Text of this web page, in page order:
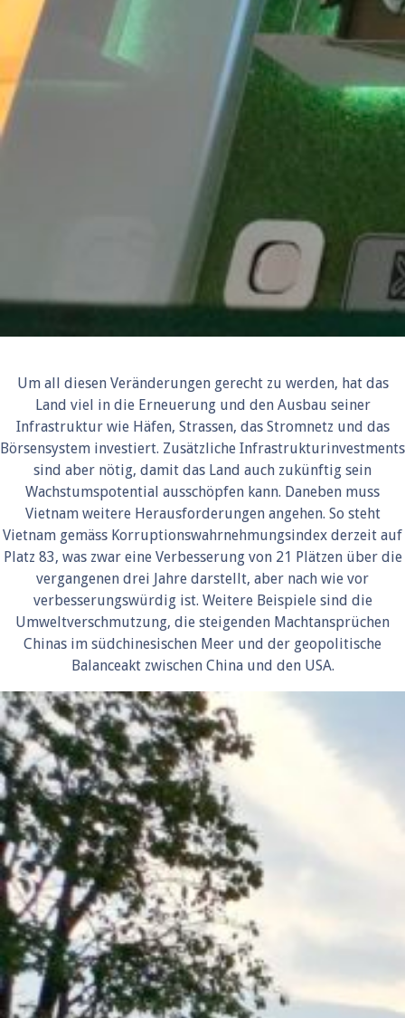
Um all diesen Veränderungen gerecht zu werden, hat das
Land viel in die Erneuerung und den Ausbau seiner
Infrastruktur wie Häfen, Strassen, das Stromnetz und das
Börsensystem investiert. Zusätzliche Infrastrukturinvestments
sind aber nötig, damit das Land auch zukünftig sein
Wachstumspotential ausschöpfen kann. Daneben muss
Vietnam weitere Herausforderungen angehen. So steht
Vietnam gemäss Korruptionswahrnehmungsindex derzeit auf
Platz 83, was zwar eine Verbesserung von 21 Plätzen über die
vergangenen drei Jahre darstellt, aber nach wie vor
verbesserungswürdig ist. Weitere Beispiele sind die
Umweltverschmutzung, die steigenden Machtansprüchen
Chinas im südchinesischen Meer und der geopolitische
Balanceakt zwischen China und den USA.